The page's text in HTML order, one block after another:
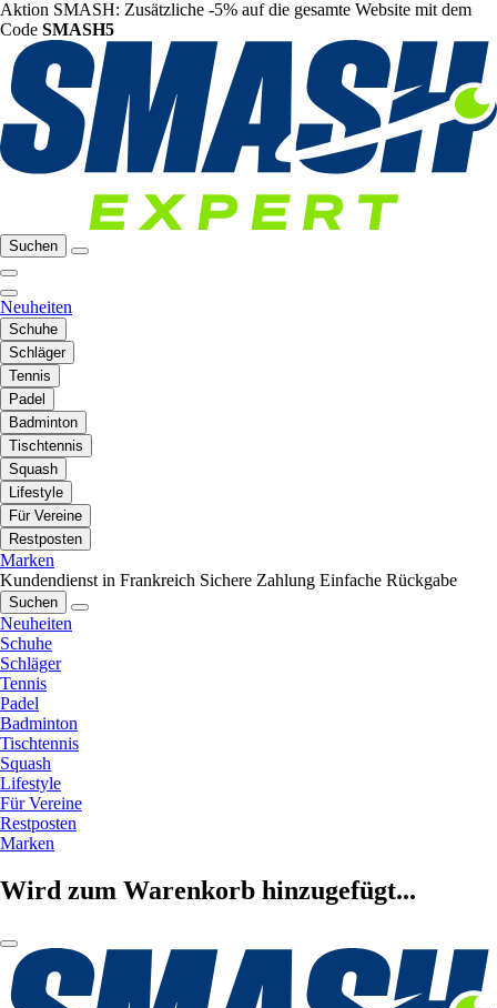
Aktion SMASH: Zusätzliche -5% auf die gesamte Website mit dem
Code SMASH5
Suchen
Neuheiten
Schuhe
Schläger
Tennis
Padel
Badminton
Tischtennis
Squash
Lifestyle
Für Vereine
Restposten
Marken
Kundendienst in Frankreich Sichere Zahlung Einfache Rückgabe
Suchen
Neuheiten
Schuhe
Schläger
Tennis
Padel
Badminton
Tischtennis
Squash
Lifestyle
Für Vereine
Restposten
Marken
Wird zum Warenkorb hinzugefügt...